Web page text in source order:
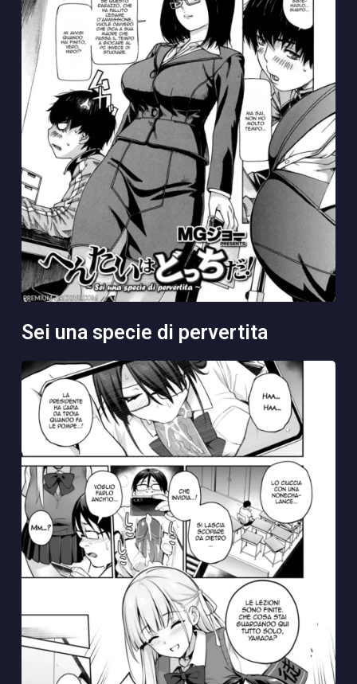
sei una specie di pervertita